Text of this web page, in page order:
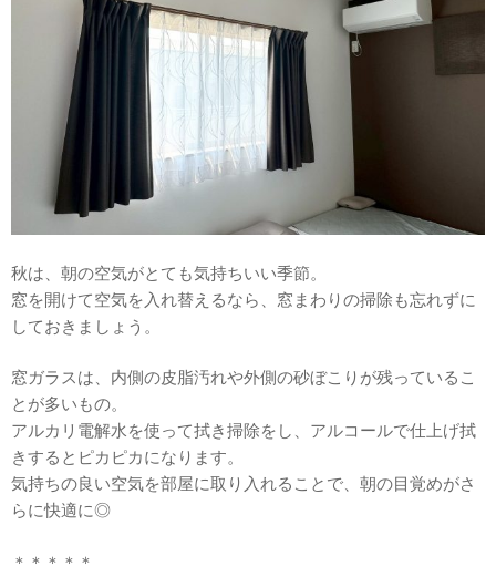
秋は、朝の空気がとても気持ちいい季節。
窓を開けて空気を入れ替えるなら、窓まわりの掃除も忘れずに
しておきましょう。
窓ガラスは、内側の皮脂汚れや外側の砂ぼこりが残っているこ
とが多いもの。
アルカリ電解水を使って拭き掃除をし、アルコールで仕上げ拭
きするとピカピカになります。
気持ちの良い空気を部屋に取り入れることで、朝の目覚めがさ
らに快適に◎
＊＊＊＊＊